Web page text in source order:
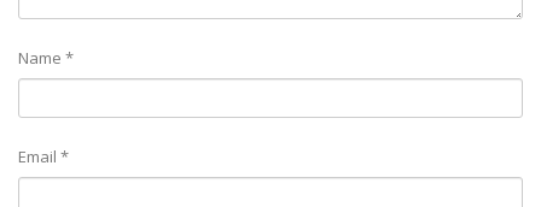
Name *
Email *